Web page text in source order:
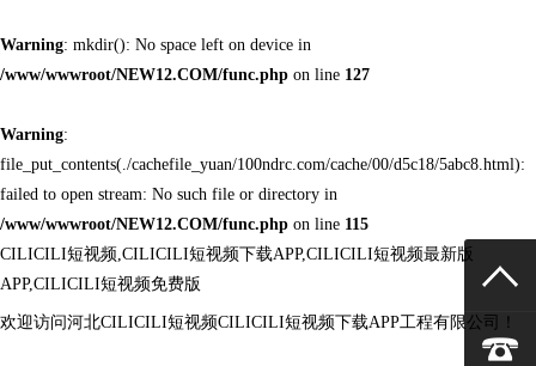
Warning: mkdir(): No space left on device in
/www/wwwroot/NEW12.COM/func.php on line 127
Warning:
file_put_contents(./cachefile_yuan/100ndrc.com/cache/00/d5c18/5abc8.html):
failed to open stream: No such file or directory in
/www/wwwroot/NEW12.COM/func.php on line 115
CILICILI短视频,CILICILI短视频下载APP,CILICILI短视频最新版
APP,CILICILI短视频免费版
欢迎访问河北CILICILI短视频CILICILI短视频下载APP工程有限公司！